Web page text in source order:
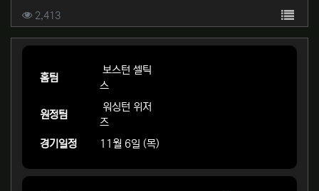
컨텐츠 정보
2,413조회 목록
본문
홈팀
보스턴 셀틱
스
원정팀
워싱턴 위저
즈
경기일정
11월 6일 (목)